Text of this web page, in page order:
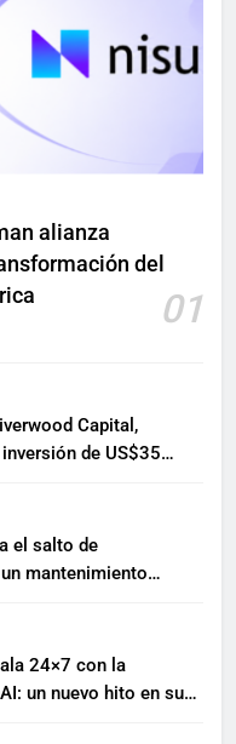
alianza
del
01
Capital,
de US$35
el salto de
mantenimiento
24×7 con la
un nuevo hito en su